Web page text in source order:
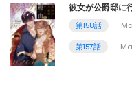
第75話
February 26, 2025
第74話
彼女が公爵邸に
第158話
第157話